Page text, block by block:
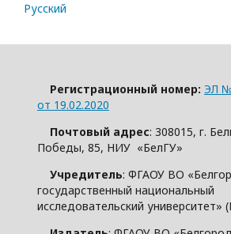
Русский
Регистрационный номер: ЭЛ
от 19.02.2020
Почтовый адрес: 308015, г.
Победы, 85, НИУ «БелГУ»
Учредитель: ФГАОУ ВО
государственный национальный
исследовательский университет»